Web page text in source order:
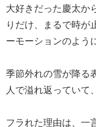
大好きだった慶太か
りだけ、まるで時が
ーモーションのよう
季節外れの雪が降る
人で溢れ返っていて
フラれた理由は、一